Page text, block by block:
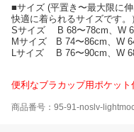
■サイズ (平置き〜最大限に
快適に着られるサイズです。
Sサイズ B 68〜78cm、W
Mサイズ B 74〜86cm、W
Lサイズ B 76〜90cm、W
便利なブラカップ用ポケット
商品番号：95-91-noslv-